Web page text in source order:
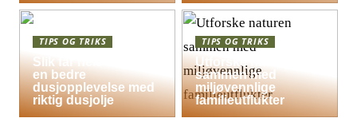
TIPS OG TRIKS
Slik får hele familien
en bedre
dusjopplevelse med
riktig dusjolje
TIPS OG TRIKS
Utforske naturen
sammen med
miljøvennlige
familieutflukter